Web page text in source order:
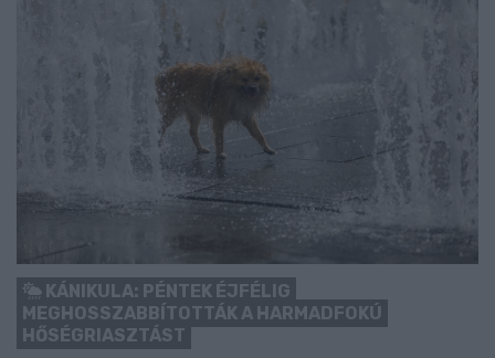
KÁNIKULA: PÉNTEK ÉJFÉLIG
MEGHOSSZABBÍTOTTÁK A HARMADFOKÚ
HŐSÉGRIASZTÁST